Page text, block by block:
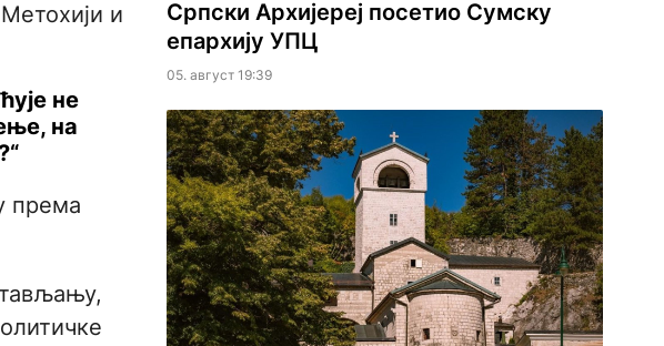
и
не
на
према
Српски Архијереј посетио Сумску
епархију УПЦ
05. август 19:39